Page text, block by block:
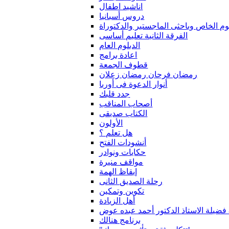
اناشيد اطفال
دروس أسبانيا
الخاص وباحثى الماجستير والدكتوراة
الفرقة الثانية تعليم أساسى
الدبلوم العام
اعادة برامج
قطوف الجمعة
رمضان فرحان رمضان زعلان
أنوار الدعوة فى أوربا
جدد قلبك
أصحاب المناقب
الكتاب صديقى
الأولون
هل تعلم ؟
أنشودات الفتح
حكايات ونوادر
مواقف منيرة
إيقاظ الهمة
رحلة الصديق الثانى
تكوين وتمكين
أهل الزيادة
فضيلة الاستاذ الدكتور أحمد عبده عوض
برنامج هنالك